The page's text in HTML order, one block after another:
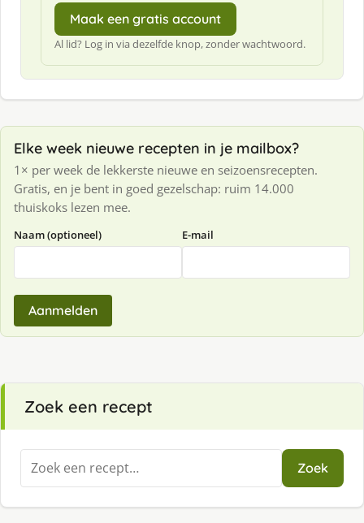
Maak een gratis account
Al lid? Log in via dezelfde knop, zonder wachtwoord.
Elke week nieuwe recepten in je mailbox?
1× per week de lekkerste nieuwe en seizoensrecepten.
Gratis, en je bent in goed gezelschap: ruim 14.000
thuiskoks lezen mee.
Naam (optioneel) E-mail
Aanmelden
Zoek een recept
Zoeken
naar:
Zoek